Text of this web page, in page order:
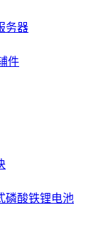
务器
件
磷酸铁锂电池